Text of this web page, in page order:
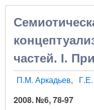
частей. I.
П.М. Аркадьев
2008. №6, 78-97